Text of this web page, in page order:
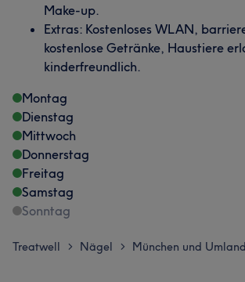
Make-up.
Extras: Kostenloses WLAN,
kostenlose Getränke, Haustiere
kinderfreundlich.
Montag
Dienstag
Mittwoch
Donnerstag
Freitag
Samstag
Sonntag
Treatwell > Nägel > München und Umland